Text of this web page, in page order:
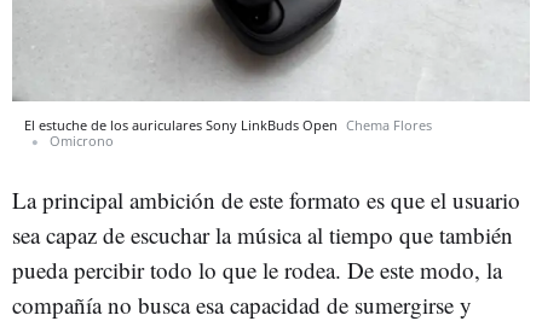
El estuche de los auriculares Sony LinkBuds Open Chema Flores
Omicrono
La principal ambición de este formato es que el usuario
sea capaz de escuchar la música al tiempo que también
pueda percibir todo lo que le rodea. De este modo, la
compañía no busca esa capacidad de sumergirse y